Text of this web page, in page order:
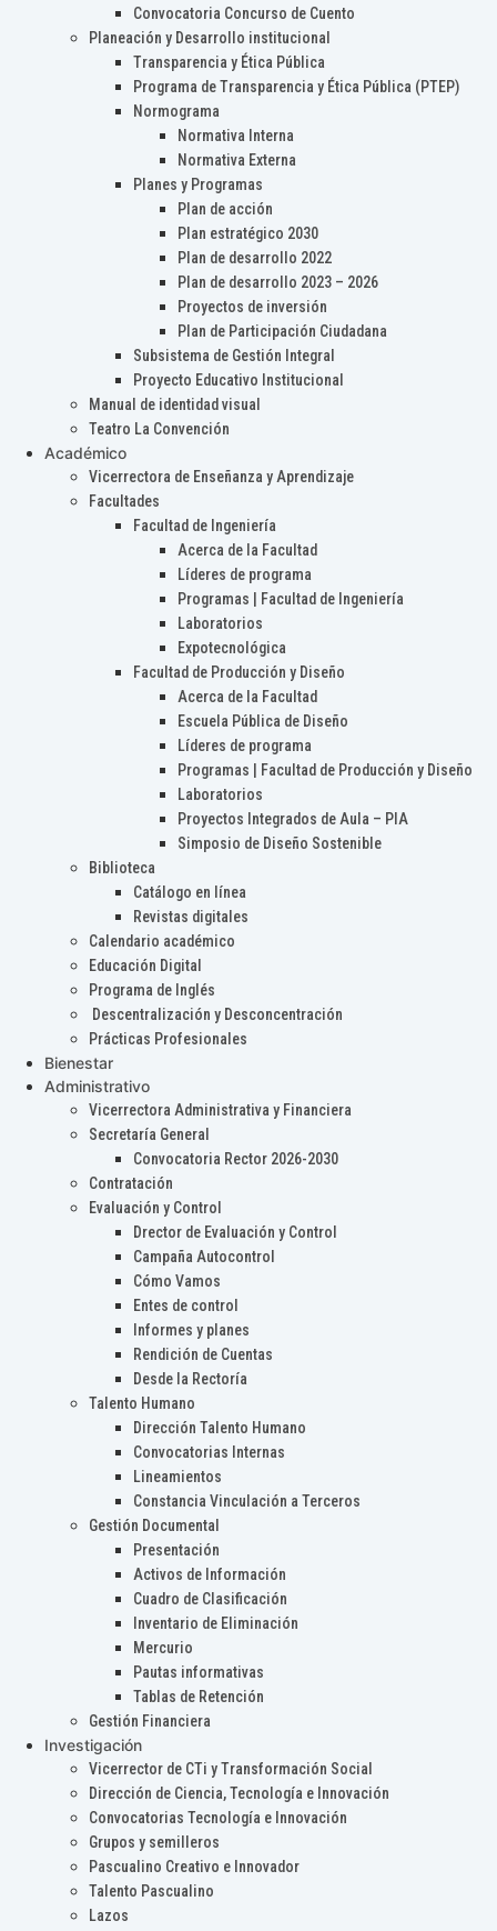
Convocatoria Concurso de Cuento
Planeación y Desarrollo institucional
Transparencia y Ética Pública
Programa de Transparencia y Ética Pública (PTEP)
Normograma
Normativa Interna
Normativa Externa
Planes y Programas
Plan de acción
Plan estratégico 2030
Plan de desarrollo 2022
Plan de desarrollo 2023 – 2026
Proyectos de inversión
Plan de Participación Ciudadana
Subsistema de Gestión Integral
Proyecto Educativo Institucional
Manual de identidad visual
Teatro La Convención
Académico
Vicerrectora de Enseñanza y Aprendizaje
Facultades
Facultad de Ingeniería
Acerca de la Facultad
Líderes de programa
Programas | Facultad de Ingeniería
Laboratorios
Expotecnológica
Facultad de Producción y Diseño
Acerca de la Facultad
Escuela Pública de Diseño
Líderes de programa
Programas | Facultad de Producción y Diseño
Laboratorios
Proyectos Integrados de Aula – PIA
Simposio de Diseño Sostenible
Biblioteca
Catálogo en línea
Revistas digitales
Calendario académico
Educación Digital
Programa de Inglés
Descentralización y Desconcentración
Prácticas Profesionales
Bienestar
Administrativo
Vicerrectora Administrativa y Financiera
Secretaría General
Convocatoria Rector 2026-2030
Contratación
Evaluación y Control
Drector de Evaluación y Control
Campaña Autocontrol
Cómo Vamos
Entes de control
Informes y planes
Rendición de Cuentas
Desde la Rectoría
Talento Humano
Dirección Talento Humano
Convocatorias Internas
Lineamientos
Constancia Vinculación a Terceros
Gestión Documental
Presentación
Activos de Información
Cuadro de Clasificación
Inventario de Eliminación
Mercurio
Pautas informativas
Tablas de Retención
Gestión Financiera
Investigación
Vicerrector de CTi y Transformación Social
Dirección de Ciencia, Tecnología e Innovación
Convocatorias Tecnología e Innovación
Grupos y semilleros
Pascualino Creativo e Innovador
Talento Pascualino
Lazos